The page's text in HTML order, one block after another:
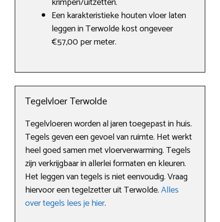
Een karakteristieke houten vloer laten
leggen in Terwolde kost ongeveer
€57,00 per meter.
Tegelvloer Terwolde
Tegelvloeren worden al jaren toegepast in huis.
Tegels geven een gevoel van ruimte. Het werkt
heel goed samen met vloerverwarming. Tegels
zijn verkrijgbaar in allerlei formaten en kleuren.
Het leggen van tegels is niet eenvoudig. Vraag
hiervoor een tegelzetter uit Terwolde.Alles
over tegels lees je hier.